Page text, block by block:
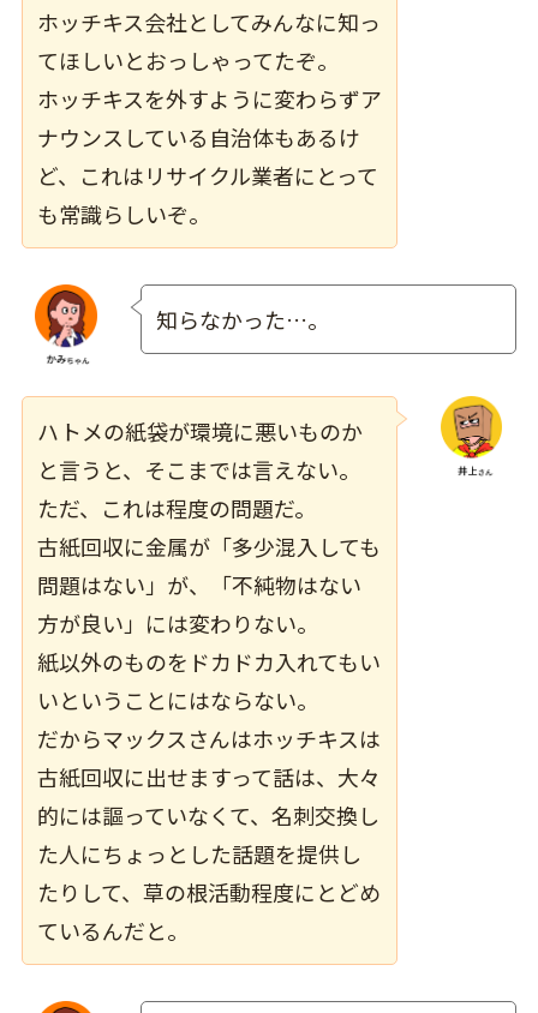
ホッチキス会社としてみんなに知っ
てほしいとおっしゃってたぞ。
ホッチキスを外すように変わらずア
ナウンスしている自治体もあるけ
ど、これはリサイクル業者にとって
も常識らしいぞ。
知らなかった…。
ハトメの紙袋が環境に悪いものか
と言うと、そこまでは言えない。
ただ、これは程度の問題だ。
古紙回収に金属が「多少混入しても
問題はない」が、「不純物はない
方が良い」には変わりない。
紙以外のものをドカドカ入れてもい
いということにはならない。
だからマックスさんはホッチキスは
古紙回収に出せますって話は、大々
的には謳っていなくて、名刺交換し
た人にちょっとした話題を提供し
たりして、草の根活動程度にとどめ
ているんだと。